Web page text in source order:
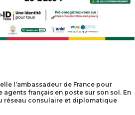
l’ambassadeur de France pour
français en poste sur son sol. En
réseau consulaire et diplomatique